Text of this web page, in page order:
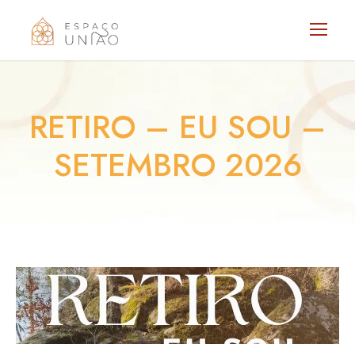
RETIRO – EU SOU –
SETEMBRO 2026